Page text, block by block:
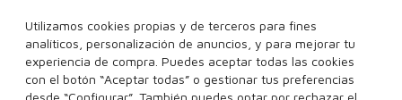
Ver más...
Utilizamos cookies propias y de terceros para fines
analíticos, personalización de anuncios, y para mejorar tu
experiencia de compra. Puedes aceptar todas las cookies
con el botón “Aceptar todas” o gestionar tus preferencias
desde “Configurar”. También puedes optar por rechazar el